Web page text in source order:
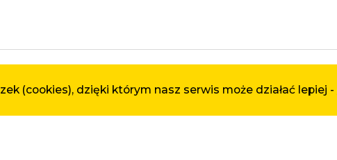
(cookies), dzięki którym nasz serwis może działać lepiej -